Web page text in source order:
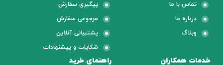
خدمات همکاران راهنمای خرید
تماس با ما
درباره ما
وبلاگ
پیگیری سفارش
مرجوعی سفارش
پشتیبانی آنلاین
شکایات و پیشنهادات